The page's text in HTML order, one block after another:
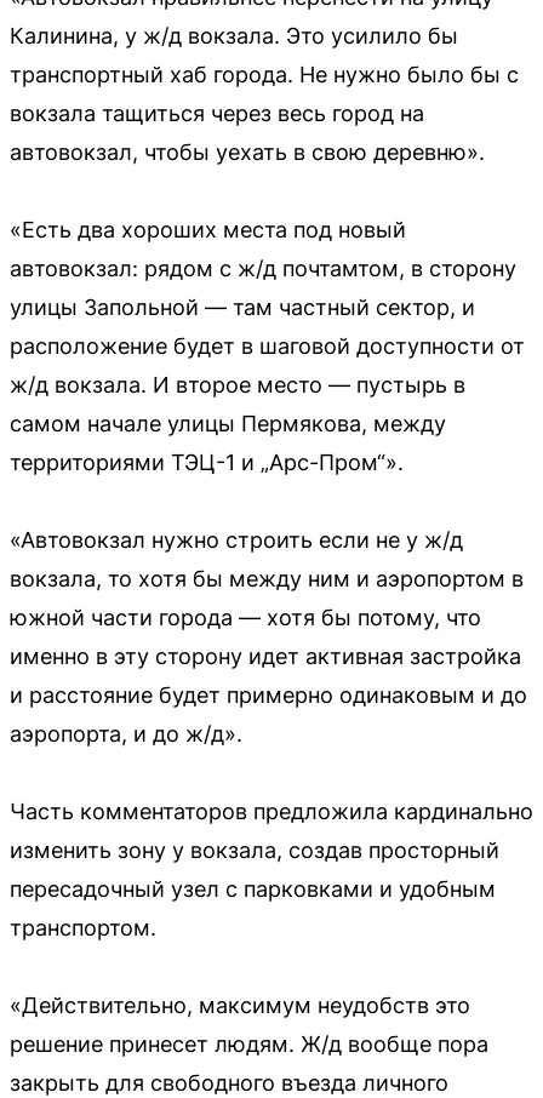
Калинина, у ж/д вокзала. Это усилило бы
транспортный хаб города. Не нужно было бы с
вокзала тащиться через весь город на
автовокзал, чтобы уехать в свою деревню».
«Есть два хороших места под новый
автовокзал: рядом с ж/д почтамтом, в сторону
улицы Запольной — там частный сектор, и
расположение будет в шаговой доступности от
ж/д вокзала. И второе место — пустырь в
самом начале улицы Пермякова, между
территориями ТЭЦ-1 и „Арс-Пром“».
«Автовокзал нужно строить если не у ж/д
вокзала, то хотя бы между ним и аэропортом в
южной части города — хотя бы потому, что
именно в эту сторону идет активная застройка
и расстояние будет примерно одинаковым и до
аэропорта, и до ж/д».
Часть комментаторов предложила кардинально
изменить зону у вокзала, создав просторный
пересадочный узел с парковками и удобным
транспортом.
«Действительно, максимум неудобств это
решение принесет людям. Ж/д вообще пора
закрыть для свободного въезда личного